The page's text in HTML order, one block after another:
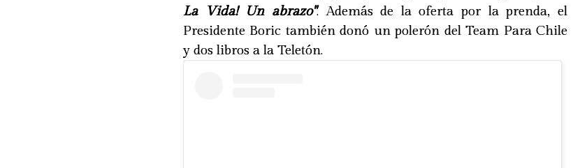
La Vida! Un abrazo". Además de la oferta por la prenda, el
Presidente Boric también donó un polerón del Team Para Chile
y dos libros a la Teletón.